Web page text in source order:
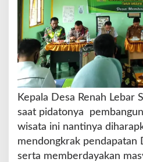
Kepala Desa Renah Lebar
saat pidatonya
wisata ini nantinya
mendongkrak pendapatan
serta memberdayakan